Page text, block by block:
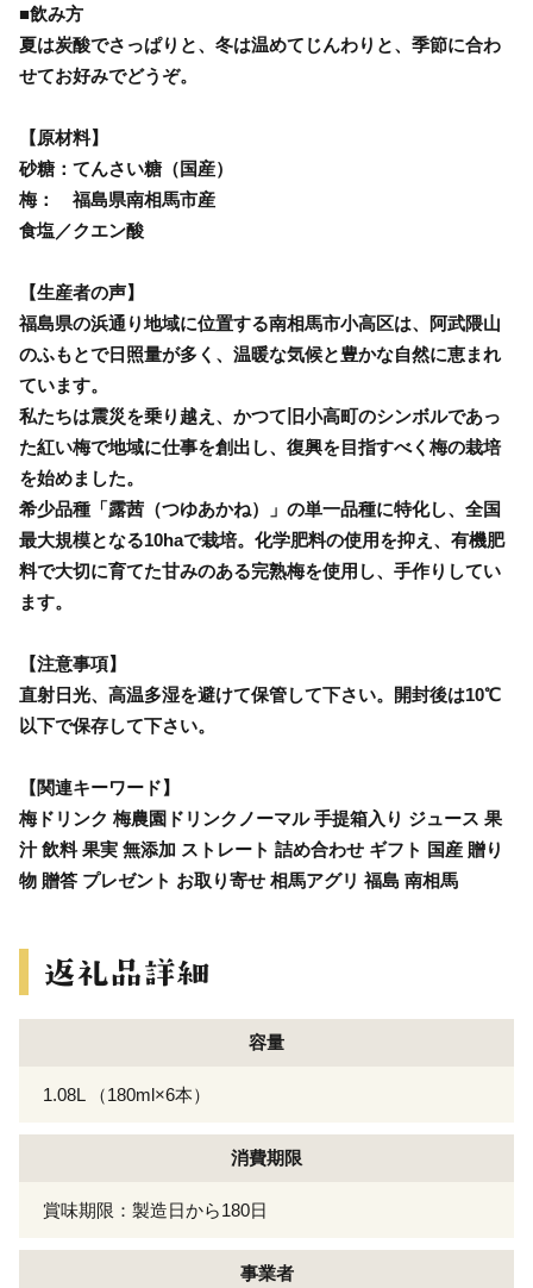
■飲み方
夏は炭酸でさっぱりと、冬は温めてじんわりと、季節に合わ
せてお好みでどうぞ。
【原材料】
砂糖：てんさい糖（国産）
梅： 福島県南相馬市産
食塩／クエン酸
【生産者の声】
福島県の浜通り地域に位置する南相馬市小高区は、阿武隈山
のふもとで日照量が多く、温暖な気候と豊かな自然に恵まれ
ています。
私たちは震災を乗り越え、かつて旧小高町のシンボルであっ
た紅い梅で地域に仕事を創出し、復興を目指すべく梅の栽培
を始めました。
希少品種「露茜（つゆあかね）」の単一品種に特化し、全国
最大規模となる10haで栽培。化学肥料の使用を抑え、有機肥
料で大切に育てた甘みのある完熟梅を使用し、手作りしてい
ます。
【注意事項】
直射日光、高温多湿を避けて保管して下さい。開封後は10℃
以下で保存して下さい。
【関連キーワード】
梅ドリンク 梅農園ドリンクノーマル 手提箱入り ジュース 果
汁 飲料 果実 無添加 ストレート 詰め合わせ ギフト 国産 贈り
物 贈答 プレゼント お取り寄せ 相馬アグリ 福島 南相馬
容量
1.08L （180ml×6本）
消費期限
賞味期限：製造日から180日
事業者